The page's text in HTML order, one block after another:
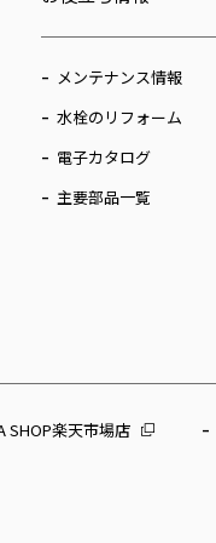
メンテナンス情報
水栓のリフォーム
電子カタログ
主要部品一覧
SHOP楽天市場店